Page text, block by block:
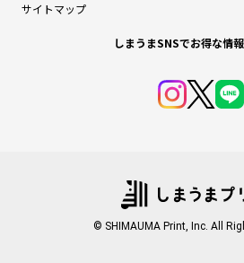
サイトマップ
しまうまSNSでお得な情
© SHIMAUMA Print, Inc. All